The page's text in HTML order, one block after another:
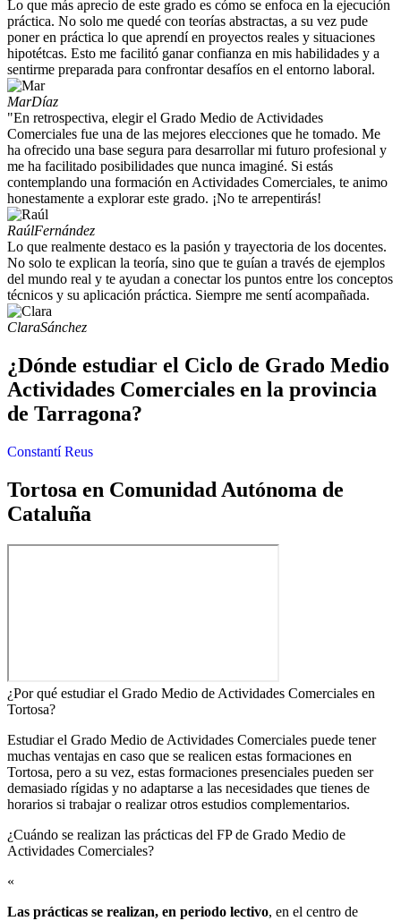
Lo que más aprecio de este grado es cómo se enfoca en la ejecución
práctica. No solo me quedé con teorías abstractas, a su vez pude
poner en práctica lo que aprendí en proyectos reales y situaciones
hipotétcas. Esto me facilitó ganar confianza en mis habilidades y a
sentirme preparada para confrontar desafíos en el entorno laboral.
MarDíaz
"En retrospectiva, elegir el Grado Medio de Actividades
Comerciales fue una de las mejores elecciones que he tomado. Me
ha ofrecido una base segura para desarrollar mi futuro profesional y
me ha facilitado posibilidades que nunca imaginé. Si estás
contemplando una formación en Actividades Comerciales, te animo
honestamente a explorar este grado. ¡No te arrepentirás!
RaúlFernández
Lo que realmente destaco es la pasión y trayectoria de los docentes.
No solo te explican la teoría, sino que te guían a través de ejemplos
del mundo real y te ayudan a conectar los puntos entre los conceptos
técnicos y su aplicación práctica. Siempre me sentí acompañada.
ClaraSánchez
¿Dónde estudiar el Ciclo de Grado Medio
Actividades Comerciales en la provincia
de Tarragona?
Constantí Reus
Tortosa en Comunidad Autónoma de
Cataluña
¿Por qué estudiar el Grado Medio de Actividades Comerciales en
Tortosa?
Estudiar el Grado Medio de Actividades Comerciales puede tener
muchas ventajas en caso que se realicen estas formaciones en
Tortosa, pero a su vez, estas formaciones presenciales pueden ser
demasiado rígidas y no adaptarse a las necesidades que tienes de
horarios si trabajar o realizar otros estudios complementarios.
¿Cuándo se realizan las prácticas del FP de Grado Medio de
Actividades Comerciales?​
«
Las prácticas se realizan, en periodo lectivo, en el centro de